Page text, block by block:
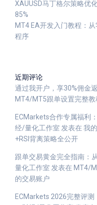
XAUUSD马丁格尔策略优
85%
MT4 EA开发入门教程：
程序
近期评论
通过我开户，享30%佣金
MT4/MT5跟单设置完整
ECMarkets合作专属福利
经/量化工作室 发表在 我
+RSI背离策略全公开
跟单交易黄金完全指南：
量化工作室 发表在 MT4/
的交易账户
ECMarkets 2026完整评